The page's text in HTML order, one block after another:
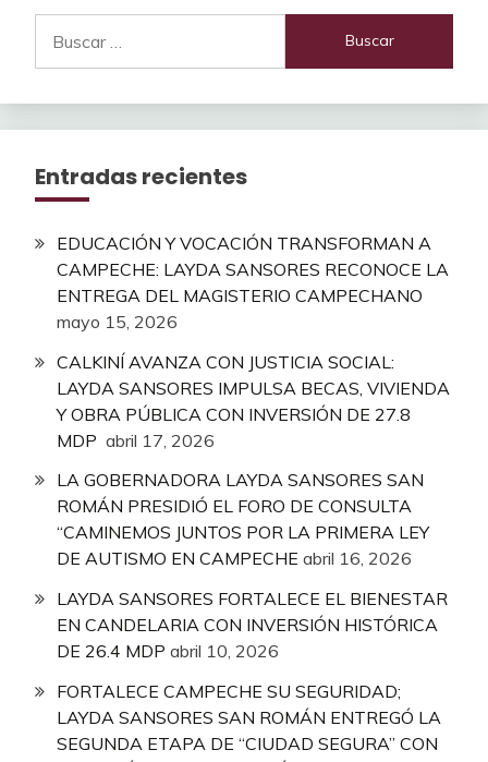
Entradas recientes
EDUCACIÓN Y VOCACIÓN TRANSFORMAN A
CAMPECHE: LAYDA SANSORES RECONOCE LA
ENTREGA DEL MAGISTERIO CAMPECHANO
mayo 15, 2026
CALKINÍ AVANZA CON JUSTICIA SOCIAL:
LAYDA SANSORES IMPULSA BECAS, VIVIENDA
Y OBRA PÚBLICA CON INVERSIÓN DE 27.8
MDP abril 17, 2026
LA GOBERNADORA LAYDA SANSORES SAN
ROMÁN PRESIDIÓ EL FORO DE CONSULTA
“CAMINEMOS JUNTOS POR LA PRIMERA LEY
DE AUTISMO EN CAMPECHE abril 16, 2026
LAYDA SANSORES FORTALECE EL BIENESTAR
EN CANDELARIA CON INVERSIÓN HISTÓRICA
DE 26.4 MDP abril 10, 2026
FORTALECE CAMPECHE SU SEGURIDAD;
LAYDA SANSORES SAN ROMÁN ENTREGÓ LA
SEGUNDA ETAPA DE “CIUDAD SEGURA” CON